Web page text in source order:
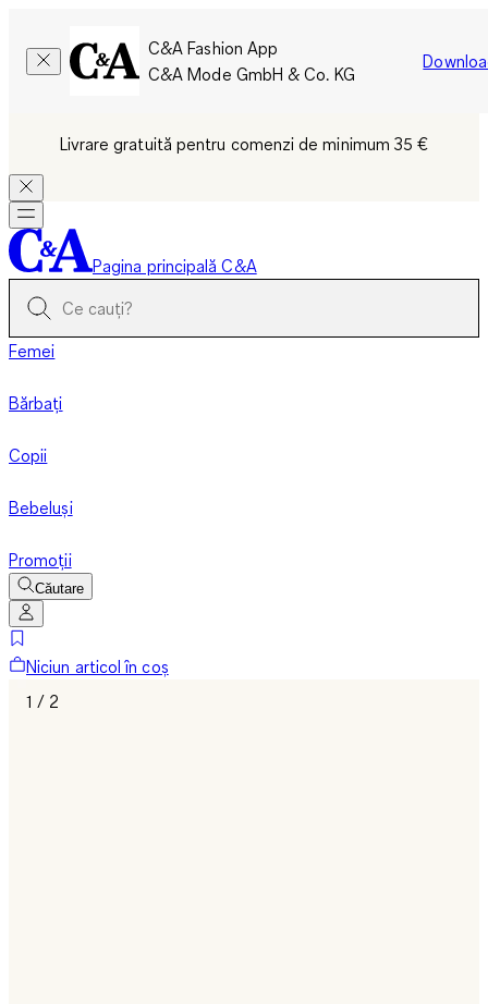
C&A Fashion App
C&A Mode GmbH & Co. KG
Livrare gratuită pentru comenzi de minimum 35 €
Pagina principală C&A
Femei
Bărbați
Copii
Bebeluși
Promoții
Căutare
Niciun articol în coș
1 / 2